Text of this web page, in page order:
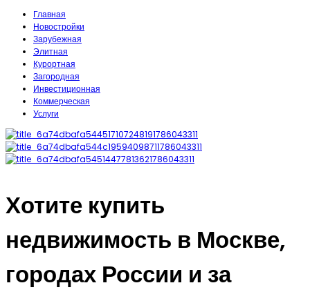
Главная
Новостройки
Зарубежная
Элитная
Курортная
Загородная
Инвестиционная
Коммерческая
Услуги
Хотите купить
недвижимость в Москве,
городах России и за